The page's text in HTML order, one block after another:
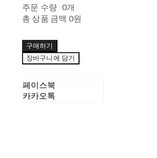
주문 수량 0개
총 상품 금액 0원
구매하기
장바구니에 담기
페이스북
카카오톡